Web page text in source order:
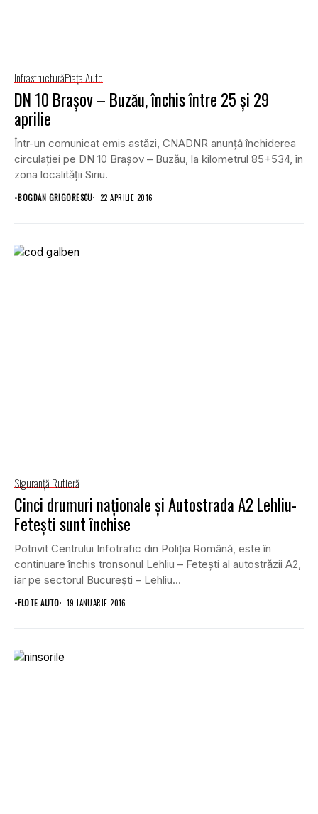
InfrastructurăPiaţa Auto
DN 10 Brașov – Buzău, închis între 25 și 29
aprilie
Într-un comunicat emis astăzi, CNADNR anunță închiderea
circulației pe DN 10 Brașov – Buzău, la kilometrul 85+534, în
zona localității Siriu.
•BOGDAN GRIGORESCU 22 APRILIE 2016
Siguranţă Rutieră
Cinci drumuri naţionale şi Autostrada A2 Lehliu-
Feteşti sunt închise
Potrivit Centrului Infotrafic din Poliţia Română, este în
continuare închis tronsonul Lehliu – Feteşti al autostrăzii A2,
iar pe sectorul Bucureşti – Lehliu...
•FLOTE AUTO 19 IANUARIE 2016